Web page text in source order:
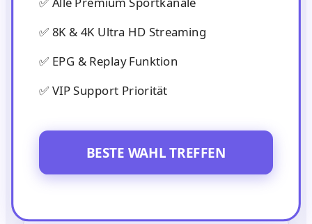
✅ 8K & 4K Ultra HD Streaming
✅ EPG & Replay Funktion
✅ VIP Support Priorität
BESTE WAHL TREFFEN